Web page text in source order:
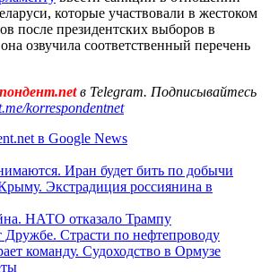
которые участвовали в жестоком
после президентских выборов в
озвучила соответственный перечень
в Telegram. Подписывайтесь
korrespondentnet
в Google News
Иран будет бить по добычи
Экстрадиция россиянина в
НАТО отказало Трампу
Страсти по нефтепроводу
команду. Судоходство в Ормузе